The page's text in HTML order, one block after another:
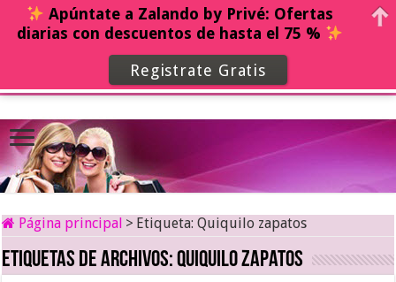
Página principal > Etiqueta:Quiquilo zapatos
Etiquetas de archivos:Quiquilo zapatos
Apúntate a Zalando by Privé: Ofertas
diarias con descuentos de hasta el 75 %
Registrate Gratis